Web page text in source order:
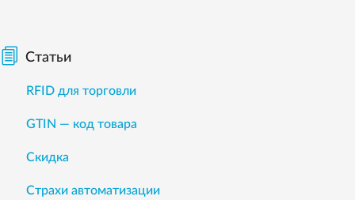
Статьи
RFID для торговли
GTIN — код товара
Скидка
Страхи автоматизации